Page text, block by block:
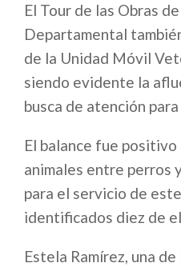
El Tour de las Obras
Departamental
de la Unidad Móvil
siendo evidente la
busca de atención
El balance fue
animales entre perros
para el servicio de
identificados diez de
Estela Ramírez, una